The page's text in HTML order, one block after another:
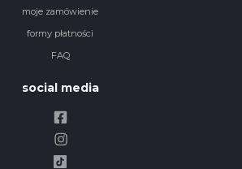
moje zamówienie
formy płatności
FAQ
social media